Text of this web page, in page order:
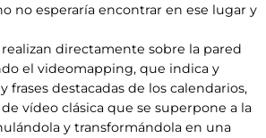
no esperaría encontrar en ese lugar y
realizan directamente sobre la pared
el videomapping, que indica y
frases destacadas de los calendarios,
vídeo clásica que se superpone a la
y transformándola en una